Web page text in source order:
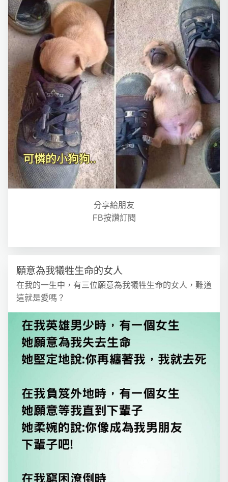
分享給朋友
FB按讚訂閱
願意為我犧牲生命的女人
在我的一生中，有三位願意為我犧牲生命的女人，難道
這就是愛嗎？